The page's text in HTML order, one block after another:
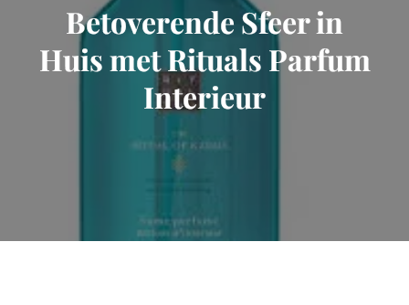
Betoverende Sfeer in
Huis met Rituals Parfum
Interieur